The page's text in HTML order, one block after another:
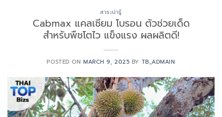
สาระน่ารู้
Cabmax แคลเซียม โบรอน ตัวช่วยเด็ด
สำหรับพืชโตไว แข็งแรง ผลผลิตดี!
POSTED ONMARCH 9, 2025 BY TB_ADMAIN